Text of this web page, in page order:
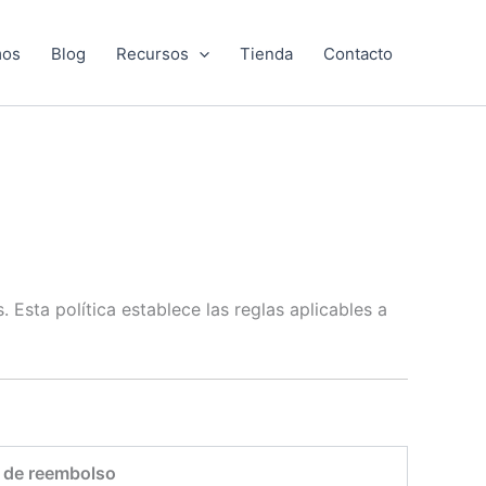
Blog Recursos Tienda Contacto
política establece las reglas aplicables a
reembolso